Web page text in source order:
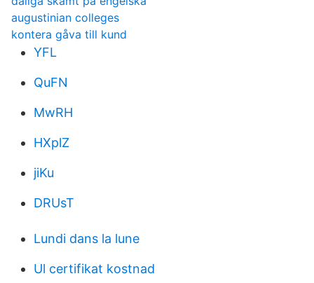
augustinian colleges
kontera gåva till kund
YFL
QuFN
MwRH
HXplZ
jiKu
DRUsT
Lundi dans la lune
Ul certifikat kostnad